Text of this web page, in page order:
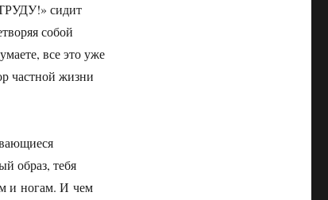
сидит
собой
все это уже
частной жизни
образ, тебя
и ногам. И чем